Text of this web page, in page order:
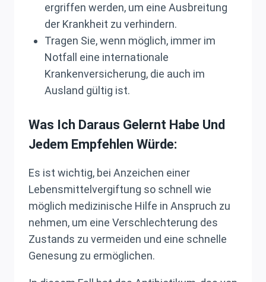
ergriffen werden, um eine Ausbreitung
der Krankheit zu verhindern.
Tragen Sie, wenn möglich, immer im
Notfall eine internationale
Krankenversicherung, die auch im
Ausland gültig ist.
Was Ich Daraus Gelernt Habe Und
Jedem Empfehlen Würde:
Es ist wichtig, bei Anzeichen einer
Lebensmittelvergiftung so schnell wie
möglich medizinische Hilfe in Anspruch zu
nehmen, um eine Verschlechterung des
Zustands zu vermeiden und eine schnelle
Genesung zu ermöglichen.